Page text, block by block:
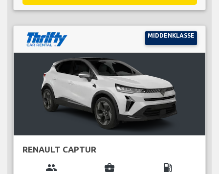
MIDDENKLASSE
RENAULT CAPTUR
group business_center local_gas_station